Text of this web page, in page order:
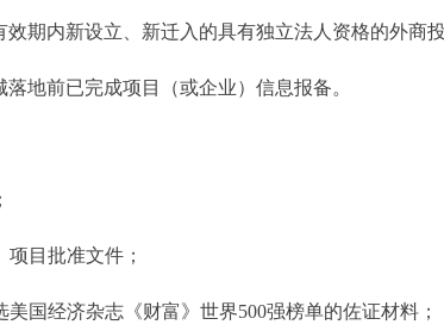
期内新设立、新迁入的具有独立法人资格的外商投
地前已完成项目（或企业）信息报备。
目批准文件；
国经济杂志《财富》世界500强榜单的佐证材料；